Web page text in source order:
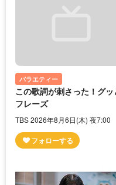
バラエティー
この歌詞が刺さった！グッ
フレーズ
TBS 2026年8月6日(木) 夜7:00